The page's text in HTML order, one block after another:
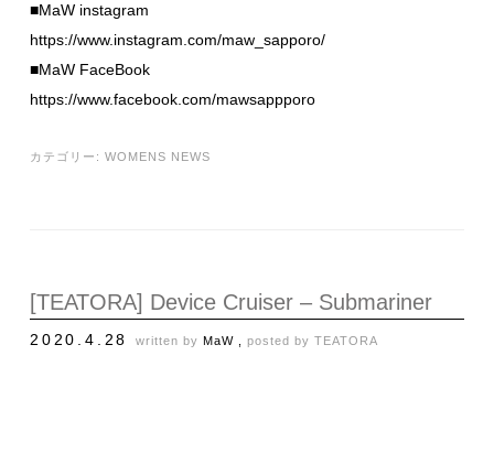
■MaW instagram
https://www.instagram.com/maw_sapporo/
■MaW FaceBook
https://www.facebook.com/mawsappporo
カテゴリー: WOMENS NEWS
[TEATORA] Device Cruiser – Submariner
2020.4.28 written by MaW , posted by TEATORA